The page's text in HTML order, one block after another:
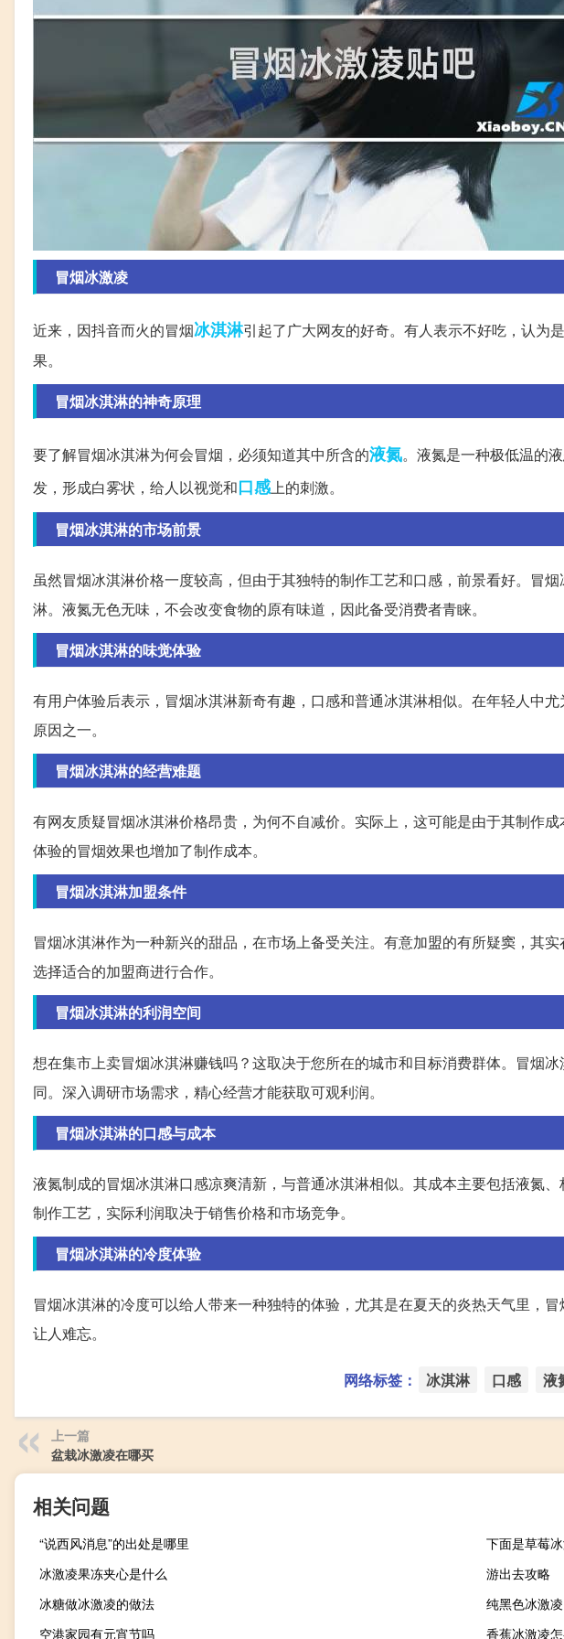
冒烟冰激凌
近来，因抖音而火的冒烟冰淇淋引起了广大网友的好奇。有人表示不好吃，认为
果。
冒烟冰淇淋的神奇原理
要了解冒烟冰淇淋为何会冒烟，必须知道其中所含的液氮。液氮是一种极低温的
发，形成白雾状，给人以视觉和口感上的刺激。
冒烟冰淇淋的市场前景
虽然冒烟冰淇淋价格一度较高，但由于其独特的制作工艺和口感，前景看好。冒
淋。液氮无色无味，不会改变食物的原有味道，因此备受消费者青睐。
冒烟冰淇淋的味觉体验
有用户体验后表示，冒烟冰淇淋新奇有趣，口感和普通冰淇淋相似。在年轻人中
原因之一。
冒烟冰淇淋的经营难题
有网友质疑冒烟冰淇淋价格昂贵，为何不自减价。实际上，这可能是由于其制作
体验的冒烟效果也增加了制作成本。
冒烟冰淇淋加盟条件
冒烟冰淇淋作为一种新兴的甜品，在市场上备受关注。有意加盟的有所疑窦，其
选择适合的加盟商进行合作。
冒烟冰淇淋的利润空间
想在集市上卖冒烟冰淇淋赚钱吗？这取决于您所在的城市和目标消费群体。冒烟
同。深入调研市场需求，精心经营才能获取可观利润。
冒烟冰淇淋的口感与成本
液氮制成的冒烟冰淇淋口感凉爽清新，与普通冰淇淋相似。其成本主要包括液氮
制作工艺，实际利润取决于销售价格和市场竞争。
冒烟冰淇淋的冷度体验
冒烟冰淇淋的冷度可以给人带来一种独特的体验，尤其是在夏天的炎热天气里，
让人难忘。
网络标签： 冰淇淋 口感 液
上一篇
盆栽冰激凌在哪买
相关问题
“说西风消息”的出处是哪里
下面是草莓
冰激凌果冻夹心是什么
游出去攻略
冰糖做冰激凌的做法
纯黑色冰激
空港家园有元宵节吗
香蕉冰激凌